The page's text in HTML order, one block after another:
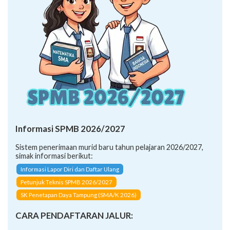
Informasi SPMB 2026/2027
Sistem penerimaan murid baru tahun pelajaran 2026/2027,
simak informasi berikut:
Informasi Lapor Diri dan Daftar Ulang
Petunjuk Teknis SPMB 2026/2027
SK Penetapan Daya Tampung (SMA/K 2026)
CARA PENDAFTARAN JALUR: